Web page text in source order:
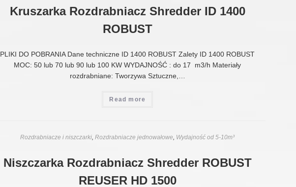
Kruszarka Rozdrabniacz Shredder ID 1400
ROBUST
PLIKI DO POBRANIA Dane techniczne ID 1400 ROBUST Zalety ID 1400 ROBUST
MOC: 50 lub 70 lub 90 lub 100 KW WYDAJNOŚĆ : do 17 m3/h Materiały
rozdrabniane: Tworzywa Sztuczne,…
Read more
Rozdrabniacze i niszczarki ,Rozdrabniacze jednowałowe Wydajność od 5-10m³
Niszczarka Rozdrabniacz Shredder ROBUST
REUSER HD 1500